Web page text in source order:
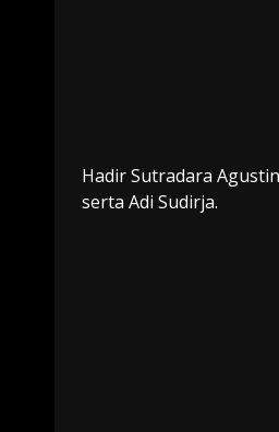
Hadir Sutradara
serta Adi Sudirja.